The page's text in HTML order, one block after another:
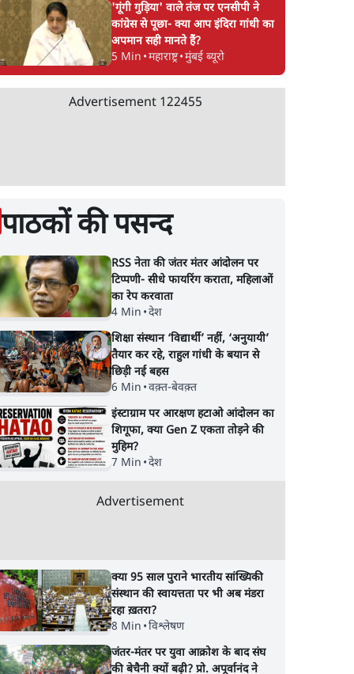
'गूंगी गुड़िया' वाले तंज पर एनसीपी ने
कांग्रेस से पूछा- क्या आप इंदिरा गांधी का
अपमान सही मानते हैं?
5 Min •महाराष्ट्र•मुंबई ब्यूरो
Advertisement 122455
पाठकों की पसन्द
RSS नेता की जंतर मंतर आंदोलन पर
टिप्पणी- सीधे फायरिंग कराता, महिलाओं
का रेप करवाता
4 Min •देश
शिक्षा संस्थान ‘विद्यार्थी’ नहीं, ‘अनुयायी’
तैयार कर रहे, राहुल गांधी के बयान से
छिड़ी नई बहस
6 Min •वक़्त-बेवक़्त
इंस्टाग्राम पर आरक्षण हटाओ आंदोलन का
शिगूफा, क्या Gen Z एकता तोड़ने की
मुहिम?
7 Min •देश
Advertisement
क्या 95 साल पुराने भारतीय सांख्यिकी
संस्थान की स्वायत्तता पर भी अब मंडरा
रहा ख़तरा?
8 Min •विश्लेषण
जंतर-मंतर पर युवा आक्रोश के बाद संघ
की बेचैनी क्यों बढ़ी? प्रो. अपूर्वानंद ने